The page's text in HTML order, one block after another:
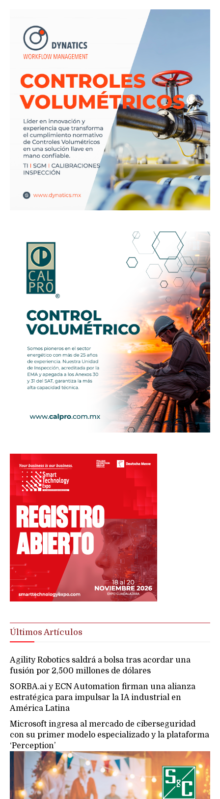
Últimos Artículos
Agility Robotics saldrá a bolsa tras acordar una
fusión por 2,500 millones de dólares
SORBA.ai y ECN Automation firman una alianza
estratégica para impulsar la IA industrial en
América Latina
Microsoft ingresa al mercado de ciberseguridad
con su primer modelo especializado y la plataforma
‘Perception’